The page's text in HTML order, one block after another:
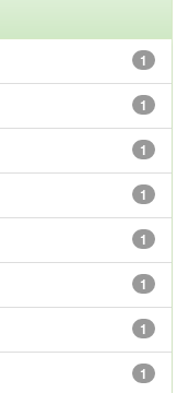
1
1
1
1
1
1
1
1